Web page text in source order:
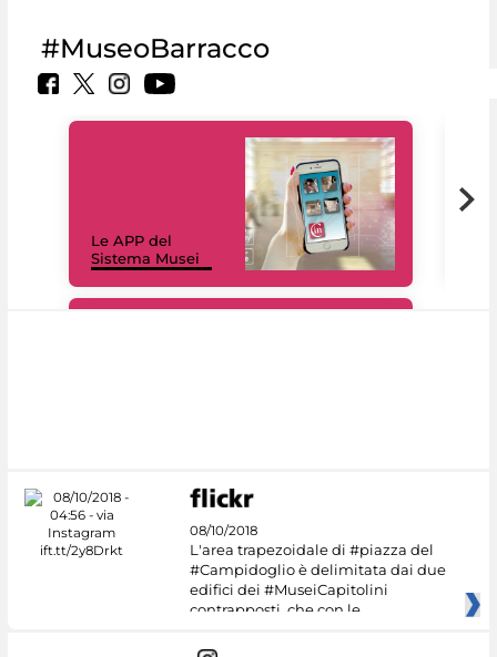
#MuseoBarracco
Le APP del
Sistema Musei
08/10/2018
L'area trapezoidale di #piazza del
#Campidoglio è delimitata dai due
edifici dei #MuseiCapitolini
contrapposti, che con le